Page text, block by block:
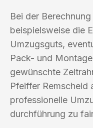
Bei der
beispielsweise die
Umzugsguts,
Pack- und
gewünschte
Pfeiffer Remscheid
professionelle
durchführung zu